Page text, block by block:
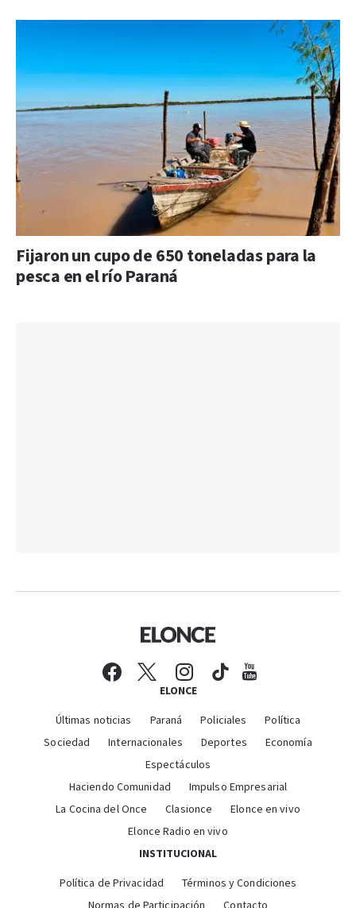
Fijaron un cupo de 650 toneladas para la
pesca en el río Paraná
ELONCE
Últimas noticias Paraná Policiales
Política
Sociedad
Internacionales Deportes
Economía
Espectáculos
Haciendo Comunidad
Impulso Empresarial
La Cocina del Once
Clasionce
Elonce en vivo
Elonce Radio en vivo
INSTITUCIONAL
Política de Privacidad
Términos y Condiciones